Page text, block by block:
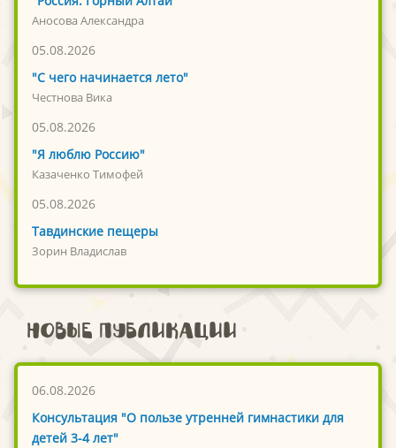
Аносова Александра
05.08.2026
"С чего начинается лето"
Честнова Вика
05.08.2026
"Я люблю Россию"
Казаченко Тимофей
05.08.2026
Тавдинские пещеры
Зорин Владислав
Новые публикации
06.08.2026
Консультация "О пользе утренней гимнастики для
детей 3-4 лет"